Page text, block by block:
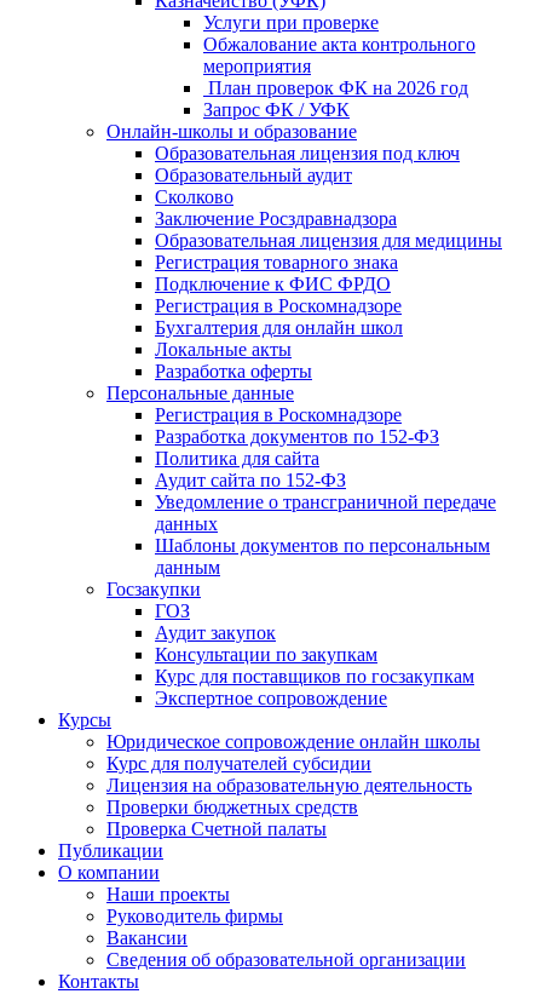
Услуги при проверке
Обжалование акта контрольного
мероприятия
План проверок ФК на 2026 год
Запрос ФК / УФК
Онлайн-школы и образование
Образовательная лицензия под ключ
Образовательный аудит
Сколково
Заключение Росздравнадзора
Образовательная лицензия для медицины
Регистрация товарного знака
Подключение к ФИС ФРДО
Регистрация в Роскомнадзоре
Бухгалтерия для онлайн школ
Локальные акты
Разработка оферты
Персональные данные
Регистрация в Роскомнадзоре
Разработка документов по 152-ФЗ
Политика для сайта
Аудит сайта по 152-ФЗ
Уведомление о трансграничной передаче
данных
Шаблоны документов по персональным
данным
Госзакупки
ГОЗ
Аудит закупок
Консультации по закупкам
Курс для поставщиков по госзакупкам
Экспертное сопровождение
Курсы
Юридическое сопровождение онлайн школы
Курс для получателей субсидии
Лицензия на образовательную деятельность
Проверки бюджетных средств
Проверка Счетной палаты
Публикации
О компании
Наши проекты
Руководитель фирмы
Вакансии
Сведения об образовательной организации
Контакты